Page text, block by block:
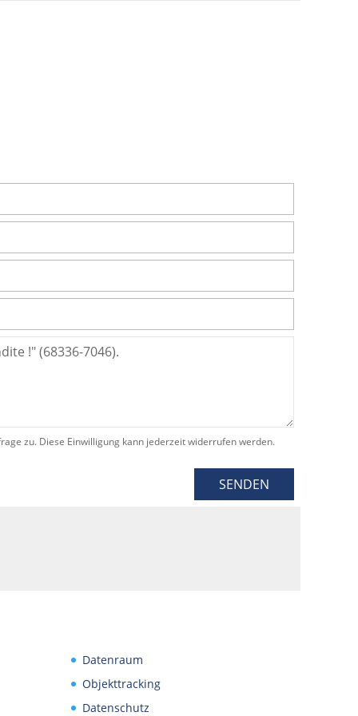
zu. Diese Einwilligung kann jederzeit widerrufen werden.
SENDEN
Datenraum
Objekttracking
Datenschutz